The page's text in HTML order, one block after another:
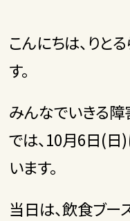
こんにちは、りと
す。
みんなでいきる
では、10月6日(日
います。
当日は、飲食ブー